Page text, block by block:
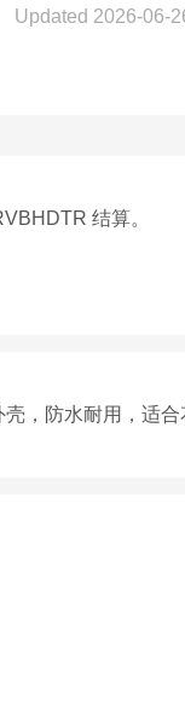
Updated 2026-06-
结算。
，防水耐用，适